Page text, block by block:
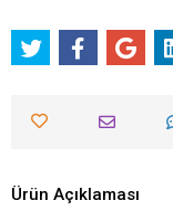
Ürün Açıklaması